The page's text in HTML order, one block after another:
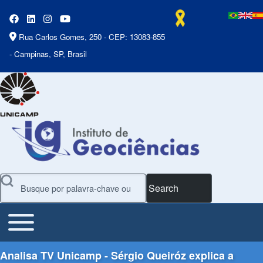
Rua Carlos Gomes, 250 - CEP: 13083-855
- Campinas, SP, Brasil
Search
Main Menu
Toggle main menu
Analisa TV Unicamp - Sérgio Queiróz explica a